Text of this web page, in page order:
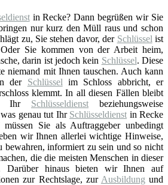
in Recke? Dann begrüßen wir Sie
nur kurz den Müll raus und schon
zu, Sie stehen davor, der Schlüssel ist
Sie kommen von der Arbeit heim,
darin ist jedoch kein Schlüssel. Diese
niemand mit Ihnen tauschen. Auch kann
der Schlüssel im Schloss abbricht, er
klemmt. In all diesen Fällen bleibt
Ihr Schlüsseldienst beziehungsweise
genau tut Ihr Schlüsseldienst in Recke
Sie als Auftraggeber unbedingt
wir Ihnen allerlei wichtige Hinweise,
informiert zu sein und so nicht
die die meisten Menschen in dieser
Darüber hinaus bieten wir Ihnen auf
zur Rechtslage, zur Ausbildung und